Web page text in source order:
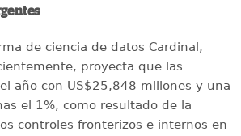
de ciencia de datos Cardinal,
proyecta que las
año con US$25,848 millones y una
el 1%, como resultado de la
controles fronterizos e internos en